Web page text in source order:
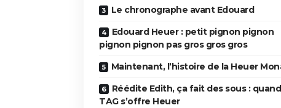
Le chronographe avant Edouard
Edouard Heuer : petit pignon pignon
pignon pignon pas gros gros gros
Maintenant, l’histoire de la Heuer
Réédite Edith, ça fait des sous : quand
TAG s’offre Heuer